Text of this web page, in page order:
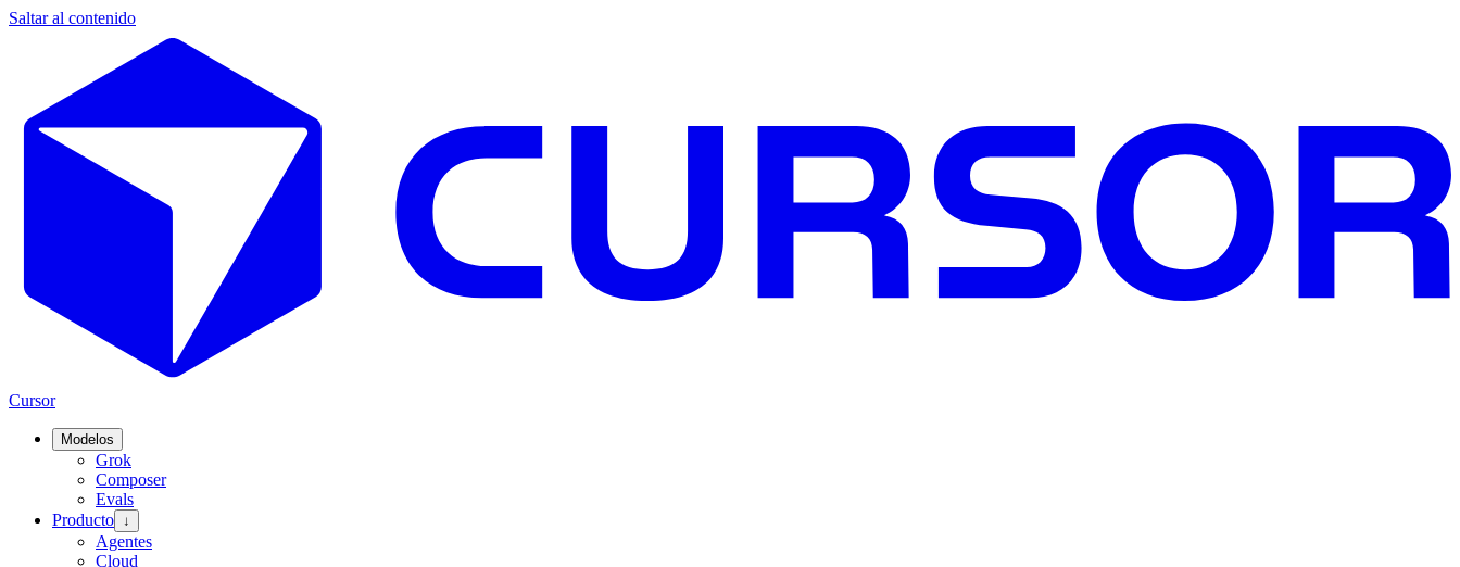
Saltar al contenido
Cursor
Modelos
Grok
Composer
Evals
Producto ↓
Agentes
Cloud